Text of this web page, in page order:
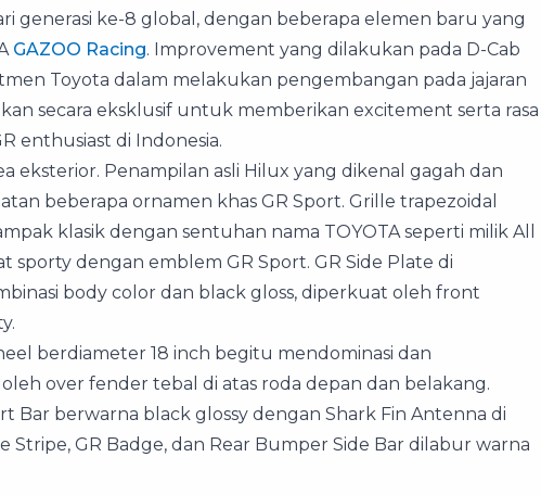
generasi ke-8 global, dengan beberapa elemen baru yang
GAZOO Racing. Improvement yang dilakukan pada D-Cab
Toyota dalam melakukan pengembangan pada jajaran
secara eksklusif untuk memberikan excitement serta rasa
enthusiast di Indonesia.
eksterior. Penampilan asli Hilux yang dikenal gagah dan
beberapa ornamen khas GR Sport. Grille trapezoidal
klasik dengan sentuhan nama TOYOTA seperti milik All
sporty dengan emblem GR Sport. GR Side Plate di
body color dan black gloss, diperkuat oleh front
berdiameter 18 inch begitu mendominasi dan
over fender tebal di atas roda depan dan belakang.
Bar berwarna black glossy dengan Shark Fin Antenna di
Stripe, GR Badge, dan Rear Bumper Side Bar dilabur warna